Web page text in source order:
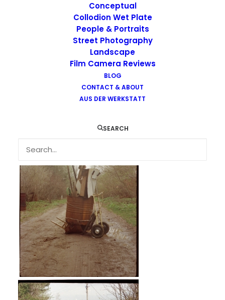
Conceptual
Collodion Wet Plate
People & Portraits
Street Photography
Landscape
Film Camera Reviews
BLOG
CONTACT & ABOUT
AUS DER WERKSTATT
SEARCH
Images tagged "kodak"
Images tagged "kodak"